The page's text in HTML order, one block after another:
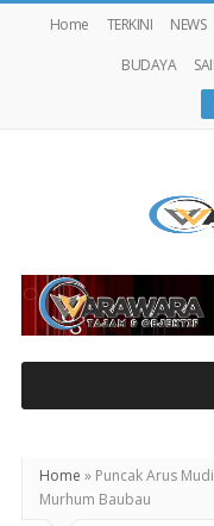
Home TERKINI NEWS
BUDAYA
Home » Puncak Arus
Murhum Baubau